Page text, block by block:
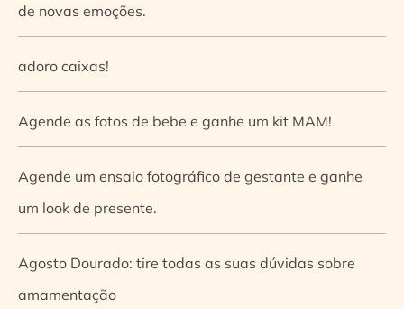
de novas emoções.
adoro caixas!
Agende as fotos de bebe e ganhe um kit MAM!
Agende um ensaio fotográfico de gestante e ganhe
um look de presente.
Agosto Dourado: tire todas as suas dúvidas sobre
amamentação